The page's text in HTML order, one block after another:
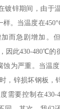
镀锌期间，由于
。当温度在
而急剧增加。
因此430-480℃的
蚀为严重。当温
，锌损坏钢板，
需要控制在